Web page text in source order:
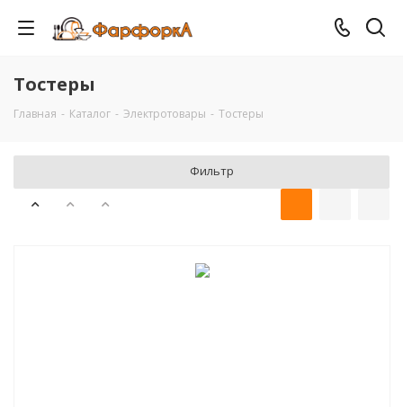
Тостеры
Главная - Каталог - Электротовары - Тостеры
Фильтр